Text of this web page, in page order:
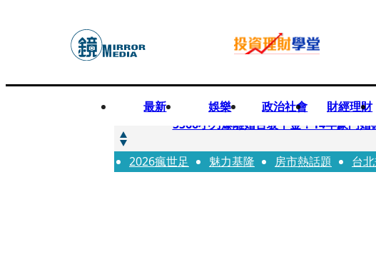
最新 娛樂 政治社會 財經理財
快訊
5566小刀爆離婚台玻千金！14年豪門
快訊
徐莉玲喪子劇變／徐莉玲「巨大哀傷
2026瘋世足 魅力基隆 房市熱話題 台